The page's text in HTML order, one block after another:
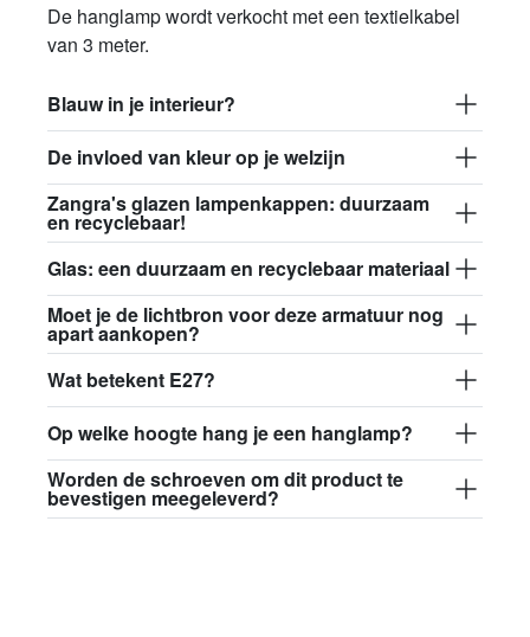
De hanglamp wordt verkocht met een textielkabel
van 3 meter.
Blauw in je interieur?
De invloed van kleur op je welzijn
Zangra's glazen lampenkappen: duurzaam
en recyclebaar!
Glas: een duurzaam en recyclebaar materiaal
Moet je de lichtbron voor deze armatuur nog
apart aankopen?
Wat betekent E27?
Op welke hoogte hang je een hanglamp?
Worden de schroeven om dit product te
bevestigen meegeleverd?